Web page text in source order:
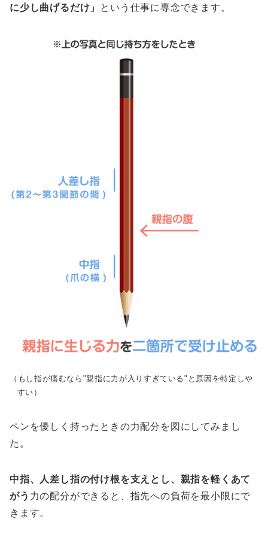
に少し曲げるだけ」 という仕事に専念できます。
（もし指が痛むなら"親指に力が入りすぎている"と原因を特定しや
すい）
ペンを優しく持ったときの力配分を図にしてみまし
た。
中指、人差し指の付け根を支えとし、親指を軽くあて
がう 力の配分ができると、指先への負荷を最小限にで
きます。